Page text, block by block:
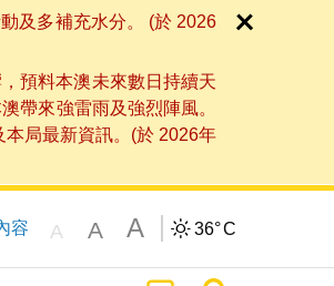
及多補充水分。 (於 2026
預料本澳未來數日持續天
帶來強雷雨及強烈陣風。
局最新資訊。(於 2026年
容 A A A 36°C